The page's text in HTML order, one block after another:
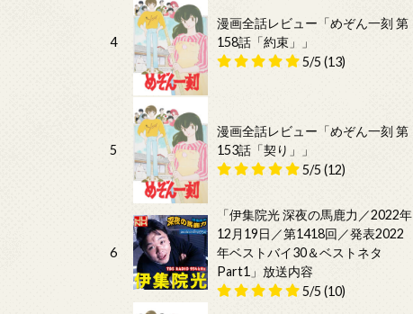
4
漫画全話レビュー「めぞん一刻 第
158話「約束」」
5/5 (13)
5
漫画全話レビュー「めぞん一刻 第
153話「契り」」
5/5 (12)
6
「伊集院光 深夜の馬鹿力／2022年
12月19日／第1418回／発表2022
年ベストバイ30＆ベストネタ
Part1」放送内容
5/5 (10)